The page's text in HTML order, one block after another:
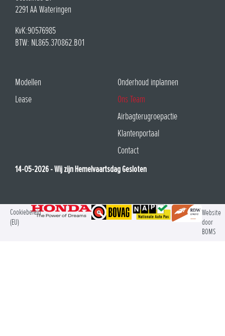
2291 AA Wateringen
KvK:90576985
BTW: NL865.370862.B01
Modellen
Lease
Onderhoud inplannen
Ons Team
Airbagterugroepactie
Klantenportaal
Contact
14-05-2026 - Wij zijn Hemelvaartsdag Gesloten
Cookiebeleid
(EU)
Website
door
BOMS